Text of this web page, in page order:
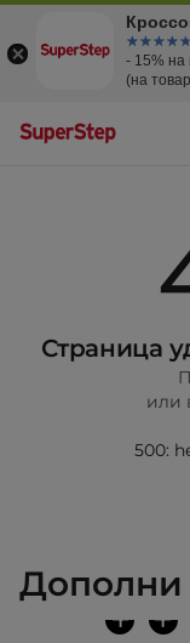
Страница
или
500:
Дополни
+
+
☆☆☆☆☆
★★★★★
- 15% на
(на